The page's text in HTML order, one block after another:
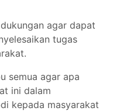
agar dapat
tugas
semua agar apa
ini dalam
kepada masyarakat